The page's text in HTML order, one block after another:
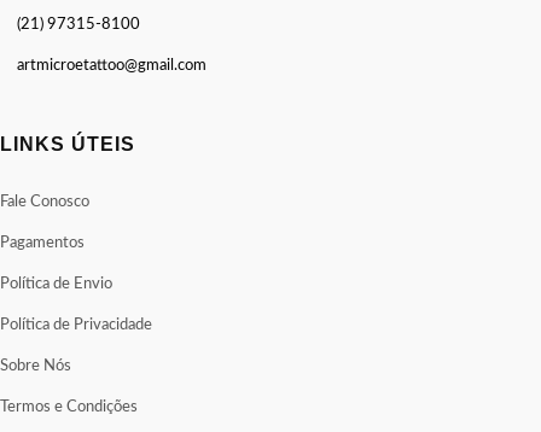
(21) 97315-8100
artmicroetattoo@gmail.com
LINKS ÚTEIS
Fale Conosco
Pagamentos
Política de Envio
Política de Privacidade
Sobre Nós
Termos e Condições